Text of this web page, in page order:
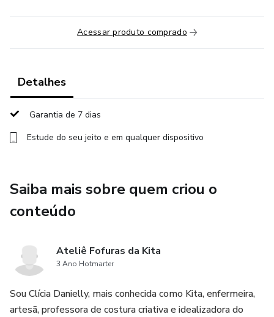
PROGRAMAÇÃO:
✂️ Liberação Molde + Aula: Frasqueira
Transforme uma data simbólica em um portal de vendas
🍎12/09 – Liberação do Molde + Aula: Térmica Professora
🛒13/09 - Live às 20h
Impulsionando o instragram: tráfego pago e orgânico
🙀14/09 - Liberação do Molde + Peça a ser revelada (dia
07.09)
Acessar produto comprado
Detalhes
Garantia de 7 dias
Estude do seu jeito e em qualquer dispositivo
Saiba mais sobre quem criou o
conteúdo
Ateliê Fofuras da Kita
3 Ano Hotmarter
Sou Clícia Danielly, mais conhecida como Kita, enfermeira,
artesã, professora de costura criativa e idealizadora do